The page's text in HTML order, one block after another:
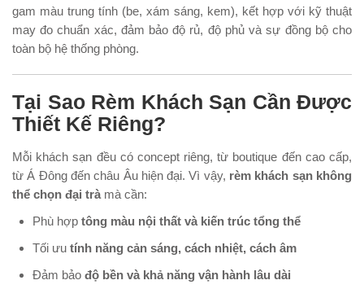
gam màu trung tính (be, xám sáng, kem), kết hợp với kỹ thuật
may đo chuẩn xác, đảm bảo độ rủ, độ phủ và sự đồng bộ cho
toàn bộ hệ thống phòng.
Tại Sao Rèm Khách Sạn Cần Được
Thiết Kế Riêng?
Mỗi khách sạn đều có concept riêng, từ boutique đến cao cấp,
từ Á Đông đến châu Âu hiện đại. Vì vậy, rèm khách sạn không
thể chọn đại trà mà cần:
Phù hợp tông màu nội thất và kiến trúc tổng thể
Tối ưu tính năng cản sáng, cách nhiệt, cách âm
Đảm bảo độ bền và khả năng vận hành lâu dài